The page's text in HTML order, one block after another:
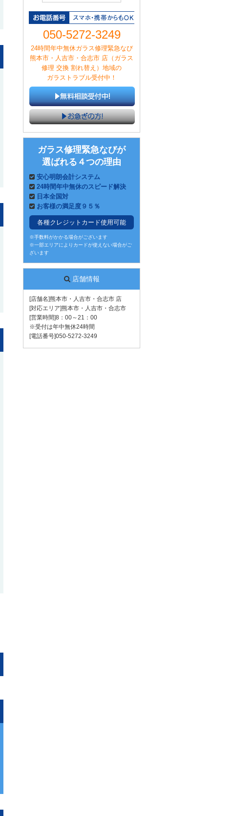
050-5272-3249
24時間年中無休ガラス修理緊急なび
熊本市・人吉市・合志市 店（ガラス
修理 交換 割れ替え）地域の
ガラストラブル受付中！
ガラス修理緊急なびが
選ばれる４つの理由
安心明朗会計システム
24時間年中無休のスピード解決
日本全国対
お客様の満足度９５％
各種クレジットカード使用可能
※手数料がかかる場合がございます
※一部エリアによりカードが使えない場合がご
ざいます
店舗情報
[店舗名]熊本市・人吉市・合志市 店
[対応エリア]熊本市・人吉市・合志市
[営業時間]8：00～21：00
※受付は年中無休24時間
[電話番号]050-5272-3249